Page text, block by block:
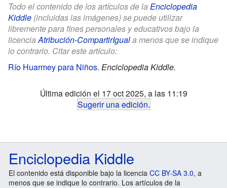
Todo el contenido de los artículos de la Enciclopedia
Kiddle (incluidas las imágenes) se puede utilizar
libremente para fines personales y educativos bajo la
licenciaAtribución-CompartirIguala menos que se indique
lo contrario. Citar este artículo:
Río Huarmey para Niños. Enciclopedia Kiddle.
Última edición el 17 oct 2025, a las 11:19
Sugerir una edición.
Enciclopedia Kiddle
El contenido está disponible bajo la licencia CC BY-SA 3.0, a
menos que se indique lo contrario. Los artículos de la